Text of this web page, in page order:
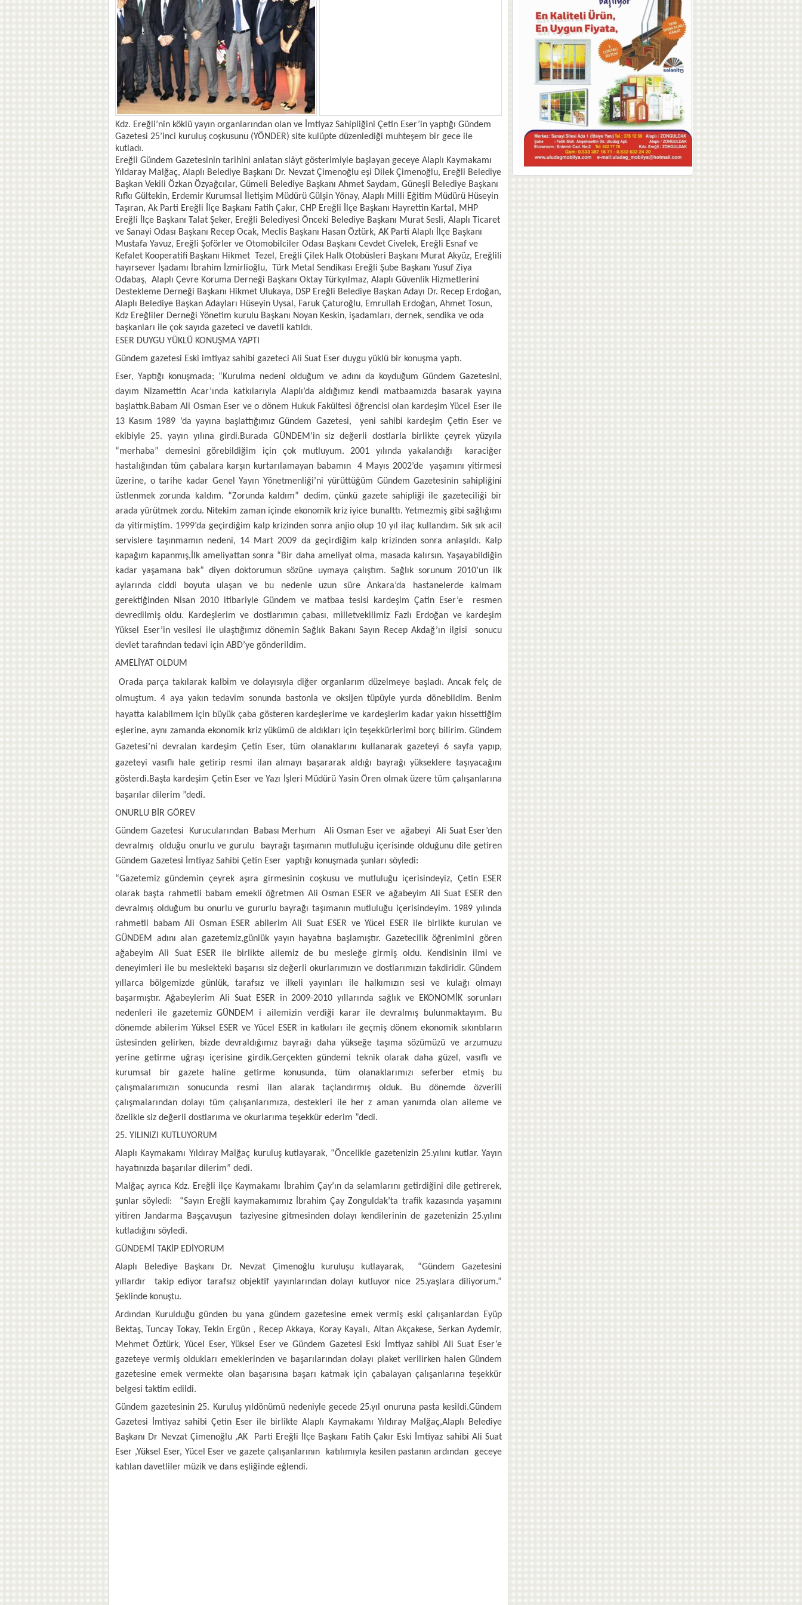
Kdz. Ereğli’nin köklü yayın organlarından olan ve İmtiyaz Sahipliğini Çetin Eser’in yaptığı Gündem
Gazetesi 25’inci kuruluş coşkusunu (YÖNDER) site kulüpte düzenlediği muhteşem bir gece ile
kutladı.
Ereğli Gündem Gazetesinin tarihini anlatan slâyt gösterimiyle başlayan geceye Alaplı Kaymakamı
Yıldaray Malğaç, Alaplı Belediye Başkanı Dr. Nevzat Çimenoğlu eşi Dilek Çimenoğlu, Ereğli Belediye
Başkan Vekili Özkan Özyağcılar, Gümeli Belediye Başkanı Ahmet Saydam, Güneşli Belediye Başkanı
Rıfkı Gültekin, Erdemir Kurumsal İletişim Müdürü Gülşin Yönay, Alaplı Milli Eğitim Müdürü Hüseyin
Taşıran, Ak Parti Ereğli İlçe Başkanı Fatih Çakır, CHP Ereğli İlçe Başkanı Hayrettin Kartal, MHP
Ereğli İlçe Başkanı Talat Şeker, Ereğli Belediyesi Önceki Belediye Başkanı Murat Sesli, Alaplı Ticaret
ve Sanayi Odası Başkanı Recep Ocak, Meclis Başkanı Hasan Öztürk, AK Parti Alaplı İlçe Başkanı
Mustafa Yavuz, Ereğli Şoförler ve Otomobilciler Odası Başkanı Cevdet Civelek, Ereğli Esnaf ve
Kefalet Kooperatifi Başkanı Hikmet Tezel, Ereğli Çilek Halk Otobüsleri Başkanı Murat Akyüz, Ereğlili
hayırsever İşadamı İbrahim İzmirlioğlu, Türk Metal Sendikası Ereğli Şube Başkanı Yusuf Ziya
Odabaş, Alaplı Çevre Koruma Derneği Başkanı Oktay Türkyılmaz, Alaplı Güvenlik Hizmetlerini
Destekleme Derneği Başkanı Hikmet Ulukaya, DSP Ereğli Belediye Başkan Adayı Dr. Recep Erdoğan,
Alaplı Belediye Başkan Adayları Hüseyin Uysal, Faruk Çaturoğlu, Emrullah Erdoğan, Ahmet Tosun,
Kdz Ereğliler Derneği Yönetim kurulu Başkanı Noyan Keskin, işadamları, dernek, sendika ve oda
başkanları ile çok sayıda gazeteci ve davetli katıldı.
ESER DUYGU YÜKLÜ KONUŞMA YAPTI
Gündem gazetesi Eski imtiyaz sahibi gazeteci Ali Suat Eser duygu yüklü bir konuşma yaptı.
Eser, Yaptığı konuşmada; “Kurulma nedeni olduğum ve adını da koyduğum Gündem Gazetesini,
dayım Nizamettin Acar’ında katkılarıyla Alaplı’da aldığımız kendi matbaamızda basarak yayına
başlattık.Babam Ali Osman Eser ve o dönem Hukuk Fakültesi öğrencisi olan kardeşim Yücel Eser ile
13 Kasım 1989 ‘da yayına başlattığımız Gündem Gazetesi, yeni sahibi kardeşim Çetin Eser ve
ekibiyle 25. yayın yılına girdi.Burada GÜNDEM’in siz değerli dostlarla birlikte çeyrek yüzyıla
“merhaba” demesini görebildiğim için çok mutluyum. 2001 yılında yakalandığı karaciğer
hastalığından tüm çabalara karşın kurtarılamayan babamın 4 Mayıs 2002’de yaşamını yitirmesi
üzerine, o tarihe kadar Genel Yayın Yönetmenliği’ni yürüttüğüm Gündem Gazetesinin sahipliğini
üstlenmek zorunda kaldım. “Zorunda kaldım” dedim, çünkü gazete sahipliği ile gazeteciliği bir
arada yürütmek zordu. Nitekim zaman içinde ekonomik kriz iyice bunalttı. Yetmezmiş gibi sağlığımı
da yitirmiştim. 1999’da geçirdiğim kalp krizinden sonra anjio olup 10 yıl ilaç kullandım. Sık sık acil
servislere taşınmamın nedeni, 14 Mart 2009 da geçirdiğim kalp krizinden sonra anlaşıldı. Kalp
kapağım kapanmış,İlk ameliyattan sonra “Bir daha ameliyat olma, masada kalırsın. Yaşayabildiğin
kadar yaşamana bak” diyen doktorumun sözüne uymaya çalıştım. Sağlık sorunum 2010’un ilk
aylarında ciddi boyuta ulaşan ve bu nedenle uzun süre Ankara’da hastanelerde kalmam
gerektiğinden Nisan 2010 itibariyle Gündem ve matbaa tesisi kardeşim Çatin Eser’e resmen
devredilmiş oldu. Kardeşlerim ve dostlarımın çabası, milletvekilimiz Fazlı Erdoğan ve kardeşim
Yüksel Eser’in vesilesi ile ulaştığımız dönemin Sağlık Bakanı Sayın Recep Akdağ’ın ilgisi sonucu
devlet tarafından tedavi için ABD’ye gönderildim.
AMELİYAT OLDUM
Orada parça takılarak kalbim ve dolayısıyla diğer organlarım düzelmeye başladı. Ancak felç de
olmuştum. 4 aya yakın tedavim sonunda bastonla ve oksijen tüpüyle yurda dönebildim. Benim
hayatta kalabilmem için büyük çaba gösteren kardeşlerime ve kardeşlerim kadar yakın hissettiğim
eşlerine, aynı zamanda ekonomik kriz yükümü de aldıkları için teşekkürlerimi borç bilirim. Gündem
Gazetesi’ni devralan kardeşim Çetin Eser, tüm olanaklarını kullanarak gazeteyi 6 sayfa yapıp,
gazeteyi vasıflı hale getirip resmi ilan almayı başararak aldığı bayrağı yükseklere taşıyacağını
gösterdi.Başta kardeşim Çetin Eser ve Yazı İşleri Müdürü Yasin Ören olmak üzere tüm çalışanlarına
başarılar dilerim ”dedi.
ONURLU BİR GÖREV
Gündem Gazetesi Kurucularından Babası Merhum Ali Osman Eser ve ağabeyi Ali Suat Eser’den
devralmış olduğu onurlu ve gurulu bayrağı taşımanın mutluluğu içerisinde olduğunu dile getiren
Gündem Gazetesi İmtiyaz Sahibi Çetin Eser yaptığı konuşmada şunları söyledi:
“Gazetemiz gündemin çeyrek aşıra girmesinin coşkusu ve mutluluğu içerisindeyiz, Çetin ESER
olarak başta rahmetli babam emekli öğretmen Ali Osman ESER ve ağabeyim Ali Suat ESER den
devralmış olduğum bu onurlu ve gururlu bayrağı taşımanın mutluluğu içerisindeyim. 1989 yılında
rahmetli babam Ali Osman ESER abilerim Ali Suat ESER ve Yücel ESER ile birlikte kurulan ve
GÜNDEM adını alan gazetemiz,günlük yayın hayatına başlamıştır. Gazetecilik öğrenimini gören
ağabeyim Ali Suat ESER ile birlikte ailemiz de bu mesleğe girmiş oldu. Kendisinin ilmi ve
deneyimleri ile bu meslekteki başarısı siz değerli okurlarımızın ve dostlarımızın takdiridir. Gündem
yıllarca bölgemizde günlük, tarafsız ve ilkeli yayınları ile halkımızın sesi ve kulağı olmayı
başarmıştır. Ağabeylerim Ali Suat ESER in 2009-2010 yıllarında sağlık ve EKONOMİK sorunları
nedenleri ile gazetemiz GÜNDEM i ailemizin verdiği karar ile devralmış bulunmaktayım. Bu
dönemde abilerim Yüksel ESER ve Yücel ESER in katkıları ile geçmiş dönem ekonomik sıkıntıların
üstesinden gelirken, bizde devraldığımız bayrağı daha yükseğe taşıma sözümüzü ve arzumuzu
yerine getirme uğraşı içerisine girdik.Gerçekten gündemi teknik olarak daha güzel, vasıflı ve
kurumsal bir gazete haline getirme konusunda, tüm olanaklarımızı seferber etmiş bu
çalışmalarımızın sonucunda resmi ilan alarak taçlandırmış olduk. Bu dönemde özverili
çalışmalarından dolayı tüm çalışanlarımıza, destekleri ile her z aman yanımda olan aileme ve
özelikle siz değerli dostlarıma ve okurlarıma teşekkür ederim ”dedi.
25. YILINIZI KUTLUYORUM
Alaplı Kaymakamı Yıldıray Malğaç kuruluş kutlayarak, “Öncelikle gazetenizin 25.yılını kutlar. Yayın
hayatınızda başarılar dilerim” dedi.
Malğaç ayrıca Kdz. Ereğli ilçe Kaymakamı İbrahim Çay’ın da selamlarını getirdiğini dile getirerek,
şunlar söyledi: “Sayın Ereğli kaymakamımız İbrahim Çay Zonguldak’ta trafik kazasında yaşamını
yitiren Jandarma Başçavuşun taziyesine gitmesinden dolayı kendilerinin de gazetenizin 25.yılını
kutladığını söyledi.
GÜNDEMİ TAKİP EDİYORUM
Alaplı Belediye Başkanı Dr. Nevzat Çimenoğlu kuruluşu kutlayarak, “Gündem Gazetesini
yıllardır takip ediyor tarafsız objektif yayınlarından dolayı kutluyor nice 25.yaşlara diliyorum.”
Şeklinde konuştu.
Ardından Kurulduğu günden bu yana gündem gazetesine emek vermiş eski çalışanlardan Eyüp
Bektaş, Tuncay Tokay, Tekin Ergün , Recep Akkaya, Koray Kayalı, Altan Akçakese, Serkan Aydemir,
Mehmet Öztürk, Yücel Eser, Yüksel Eser ve Gündem Gazetesi Eski İmtiyaz sahibi Ali Suat Eser’e
gazeteye vermiş oldukları emeklerinden ve başarılarından dolayı plaket verilirken halen Gündem
gazetesine emek vermekte olan başarısına başarı katmak için çabalayan çalışanlarına teşekkür
belgesi taktim edildi.
Gündem gazetesinin 25. Kuruluş yıldönümü nedeniyle gecede 25.yıl onuruna pasta kesildi.Gündem
Gazetesi İmtiyaz sahibi Çetin Eser ile birlikte Alaplı Kaymakamı Yıldıray Malğaç,Alaplı Belediye
Başkanı Dr Nevzat Çimenoğlu ,AK Parti Ereğli İlçe Başkanı Fatih Çakır Eski İmtiyaz sahibi Ali Suat
Eser ,Yüksel Eser, Yücel Eser ve gazete çalışanlarının katılımıyla kesilen pastanın ardından geceye
katılan davetliler müzik ve dans eşliğinde eğlendi.